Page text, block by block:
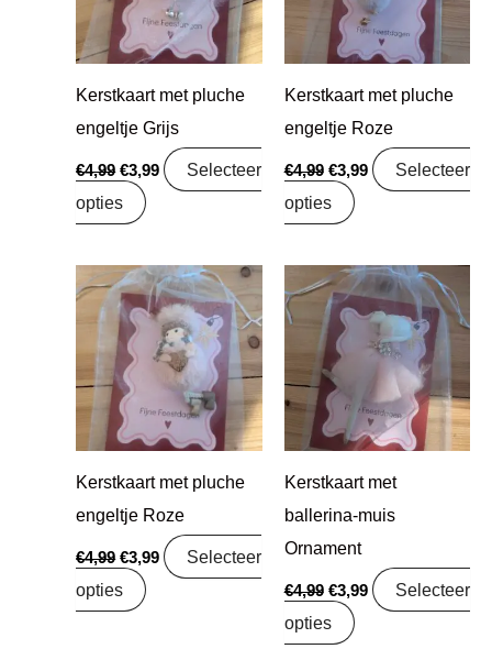
Kerstkaart met pluche
engeltje Grijs
€4,99 €3,99
Selecteer
opties
Kerstkaart met pluche
engeltje Roze
€4,99 €3,99
Selecteer
opties
Kerstkaart met pluche
engeltje Roze
€4,99
Oorspronkelijke
prijs
was:
€4,99.
€3,99
Huidige
prijs
is:
€3,99.
Selecteer
opties
Kerstkaart met
ballerina-muis
Ornament
€4,99
Oorspronkelijke
prijs
was:
€4,99.
€3,99
Huidige
prijs
is:
€3,99.
Selecteer
opties